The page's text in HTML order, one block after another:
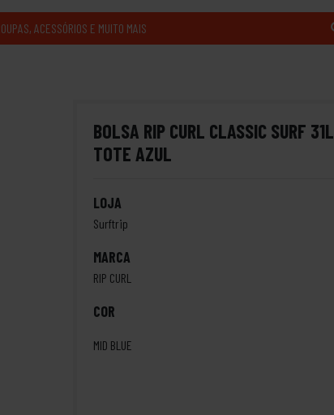
BOLSA RIP CURL CLASSIC SURF 31L
TOTE AZUL
LOJA
Surftrip
MARCA
RIP CURL
COR
MID BLUE